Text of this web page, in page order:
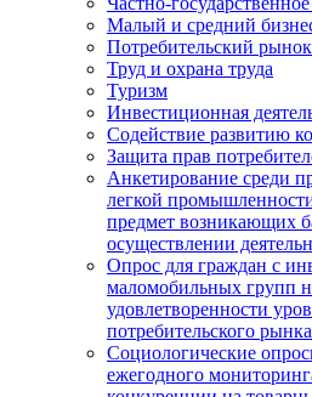
Малый и средний
Потребительский рынок
Труд и охрана труда
Туризм
Инвестиционная
Содействие развитию
Защита прав
Анкетирование среди
легкой
предмет возникающих
осуществлении
Опрос для граждан с
маломобильных групп
удовлетворенности
потребительского рынка
Социологические
ежегодного